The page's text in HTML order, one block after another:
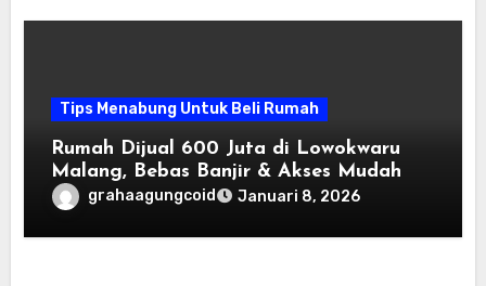
Tips Menabung Untuk Beli Rumah
Rumah Dijual 600 Juta di Lowokwaru
Malang, Bebas Banjir & Akses Mudah
grahaagungcoid Januari 8, 2026